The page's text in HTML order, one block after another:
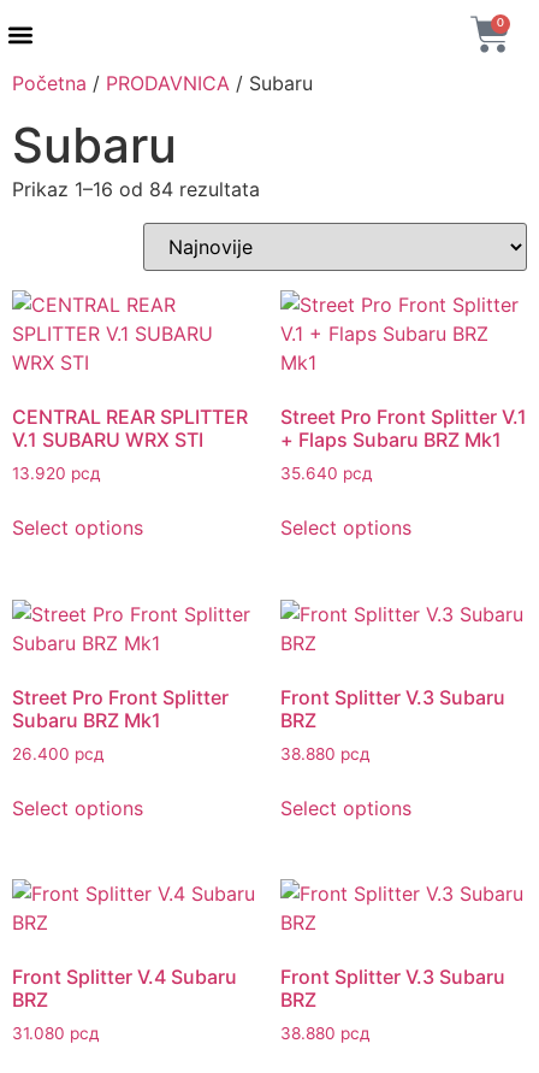
0
Početna / PRODAVNICA / Subaru
Subaru
Prikaz 1–16 od 84 rezultata
CENTRAL REAR SPLITTER
V.1 SUBARU WRX STI
13.920 рсд
Select options
Street Pro Front Splitter V.1
+ Flaps Subaru BRZ Mk1
35.640 рсд
Select options
Street Pro Front Splitter
Subaru BRZ Mk1
26.400 рсд
Select options
Front Splitter V.3 Subaru
BRZ
38.880 рсд
Select options
Front Splitter V.4 Subaru
BRZ
31.080 рсд
Front Splitter V.3 Subaru
BRZ
38.880 рсд